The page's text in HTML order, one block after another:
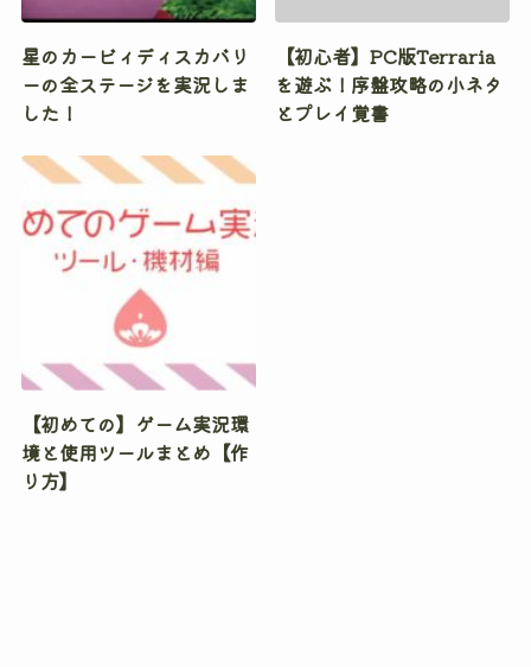
星のカービィディスカバリ
ーの全ステージを実況しま
した！
【初心者】PC版Terraria
を遊ぶ！序盤攻略の小ネタ
とプレイ覚書
【初めての】ゲーム実況環
境と使用ツールまとめ【作
り方】